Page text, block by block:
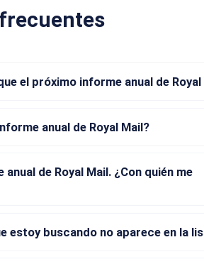
el próximo informe anual de Royal
anual de Royal Mail?
de Royal Mail. ¿Con quién me
estoy buscando no aparece en la